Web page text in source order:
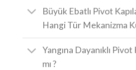
Büyük Ebatlı Pivot
Hangi Tür Mekanizma
Yangına Dayanıklı Pivot
mı ?